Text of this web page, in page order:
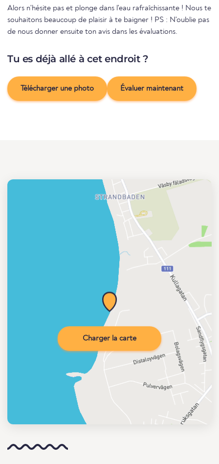
Alors n'hésite pas et plonge dans l'eau rafraîchissante ! Nous te
souhaitons beaucoup de plaisir à te baigner ! PS : N'oublie pas
de nous donner ensuite ton avis dans les évaluations.
Tu es déjà allé à cet endroit ?
Télécharger une photo Évaluer maintenant
Charger la carte